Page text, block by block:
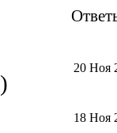
20 Ноя
18 Ноя